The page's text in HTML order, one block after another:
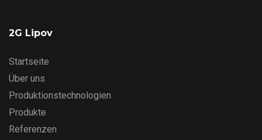
2G Lipov
Startseite
Über uns
Produktionstechnologien
Produkte
Referenzen